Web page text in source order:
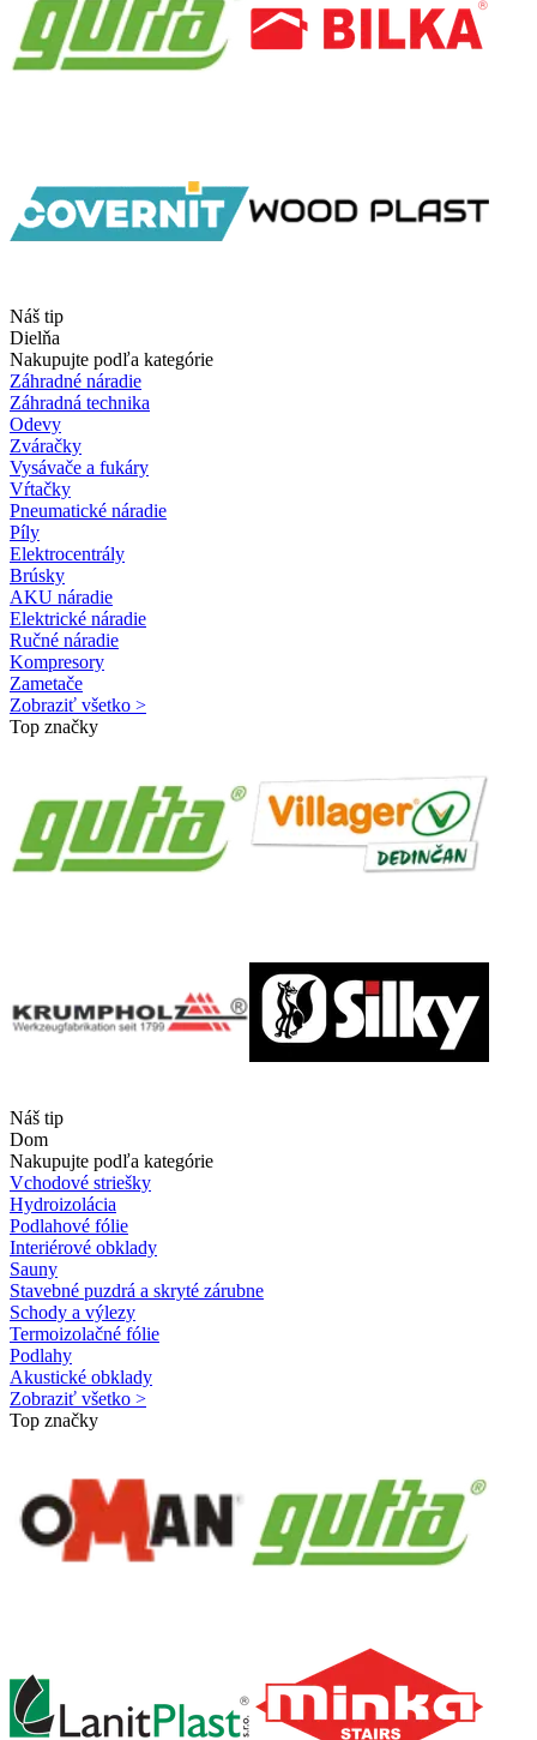
Náš tip
Dielňa
Nakupujte podľa kategórie
Záhradné náradie
Záhradná technika
Odevy
Zváračky
Vysávače a fukáry
Vŕtačky
Pneumatické náradie
Píly
Elektrocentrály
Brúsky
AKU náradie
Elektrické náradie
Ručné náradie
Kompresory
Zametače
Zobraziť všetko >
Top značky
Náš tip
Dom
Nakupujte podľa kategórie
Vchodové striešky
Hydroizolácia
Podlahové fólie
Interiérové obklady
Sauny
Stavebné puzdrá a skryté zárubne
Schody a výlezy
Termoizolačné fólie
Podlahy
Akustické obklady
Zobraziť všetko >
Top značky